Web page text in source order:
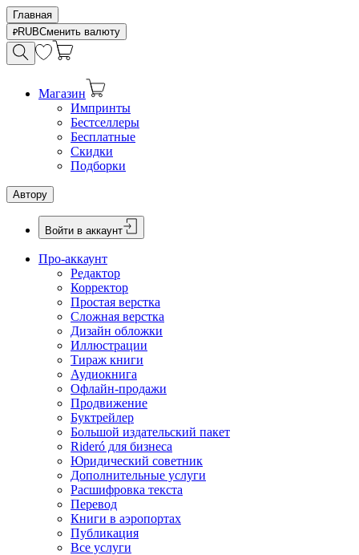
Главная
RUBСменить валюту
Магазин
Импринты
Бестселлеры
Бесплатные
Скидки
Подборки
Автору
Войти в аккаунт
Про-аккаунт
Редактор
Корректор
Простая верстка
Сложная верстка
Дизайн обложки
Иллюстрации
Тираж книги
Аудиокнига
Офлайн-продажи
Продвижение
Буктрейлер
Большой издательский пакет
Rideró для бизнеса
Юридический советник
Дополнительные услуги
Расшифровка текста
Перевод
Книги в аэропортах
Публикация
Все услуги